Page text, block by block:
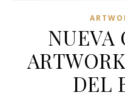
NUEVA
DEL